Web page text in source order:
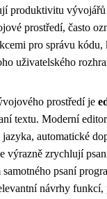
produktivitu
prostředí, často
pro správu kódu,
uživatelského
prostředí je
textu. Moderní
automatické
výrazně zrychlují
psaní
návrhy